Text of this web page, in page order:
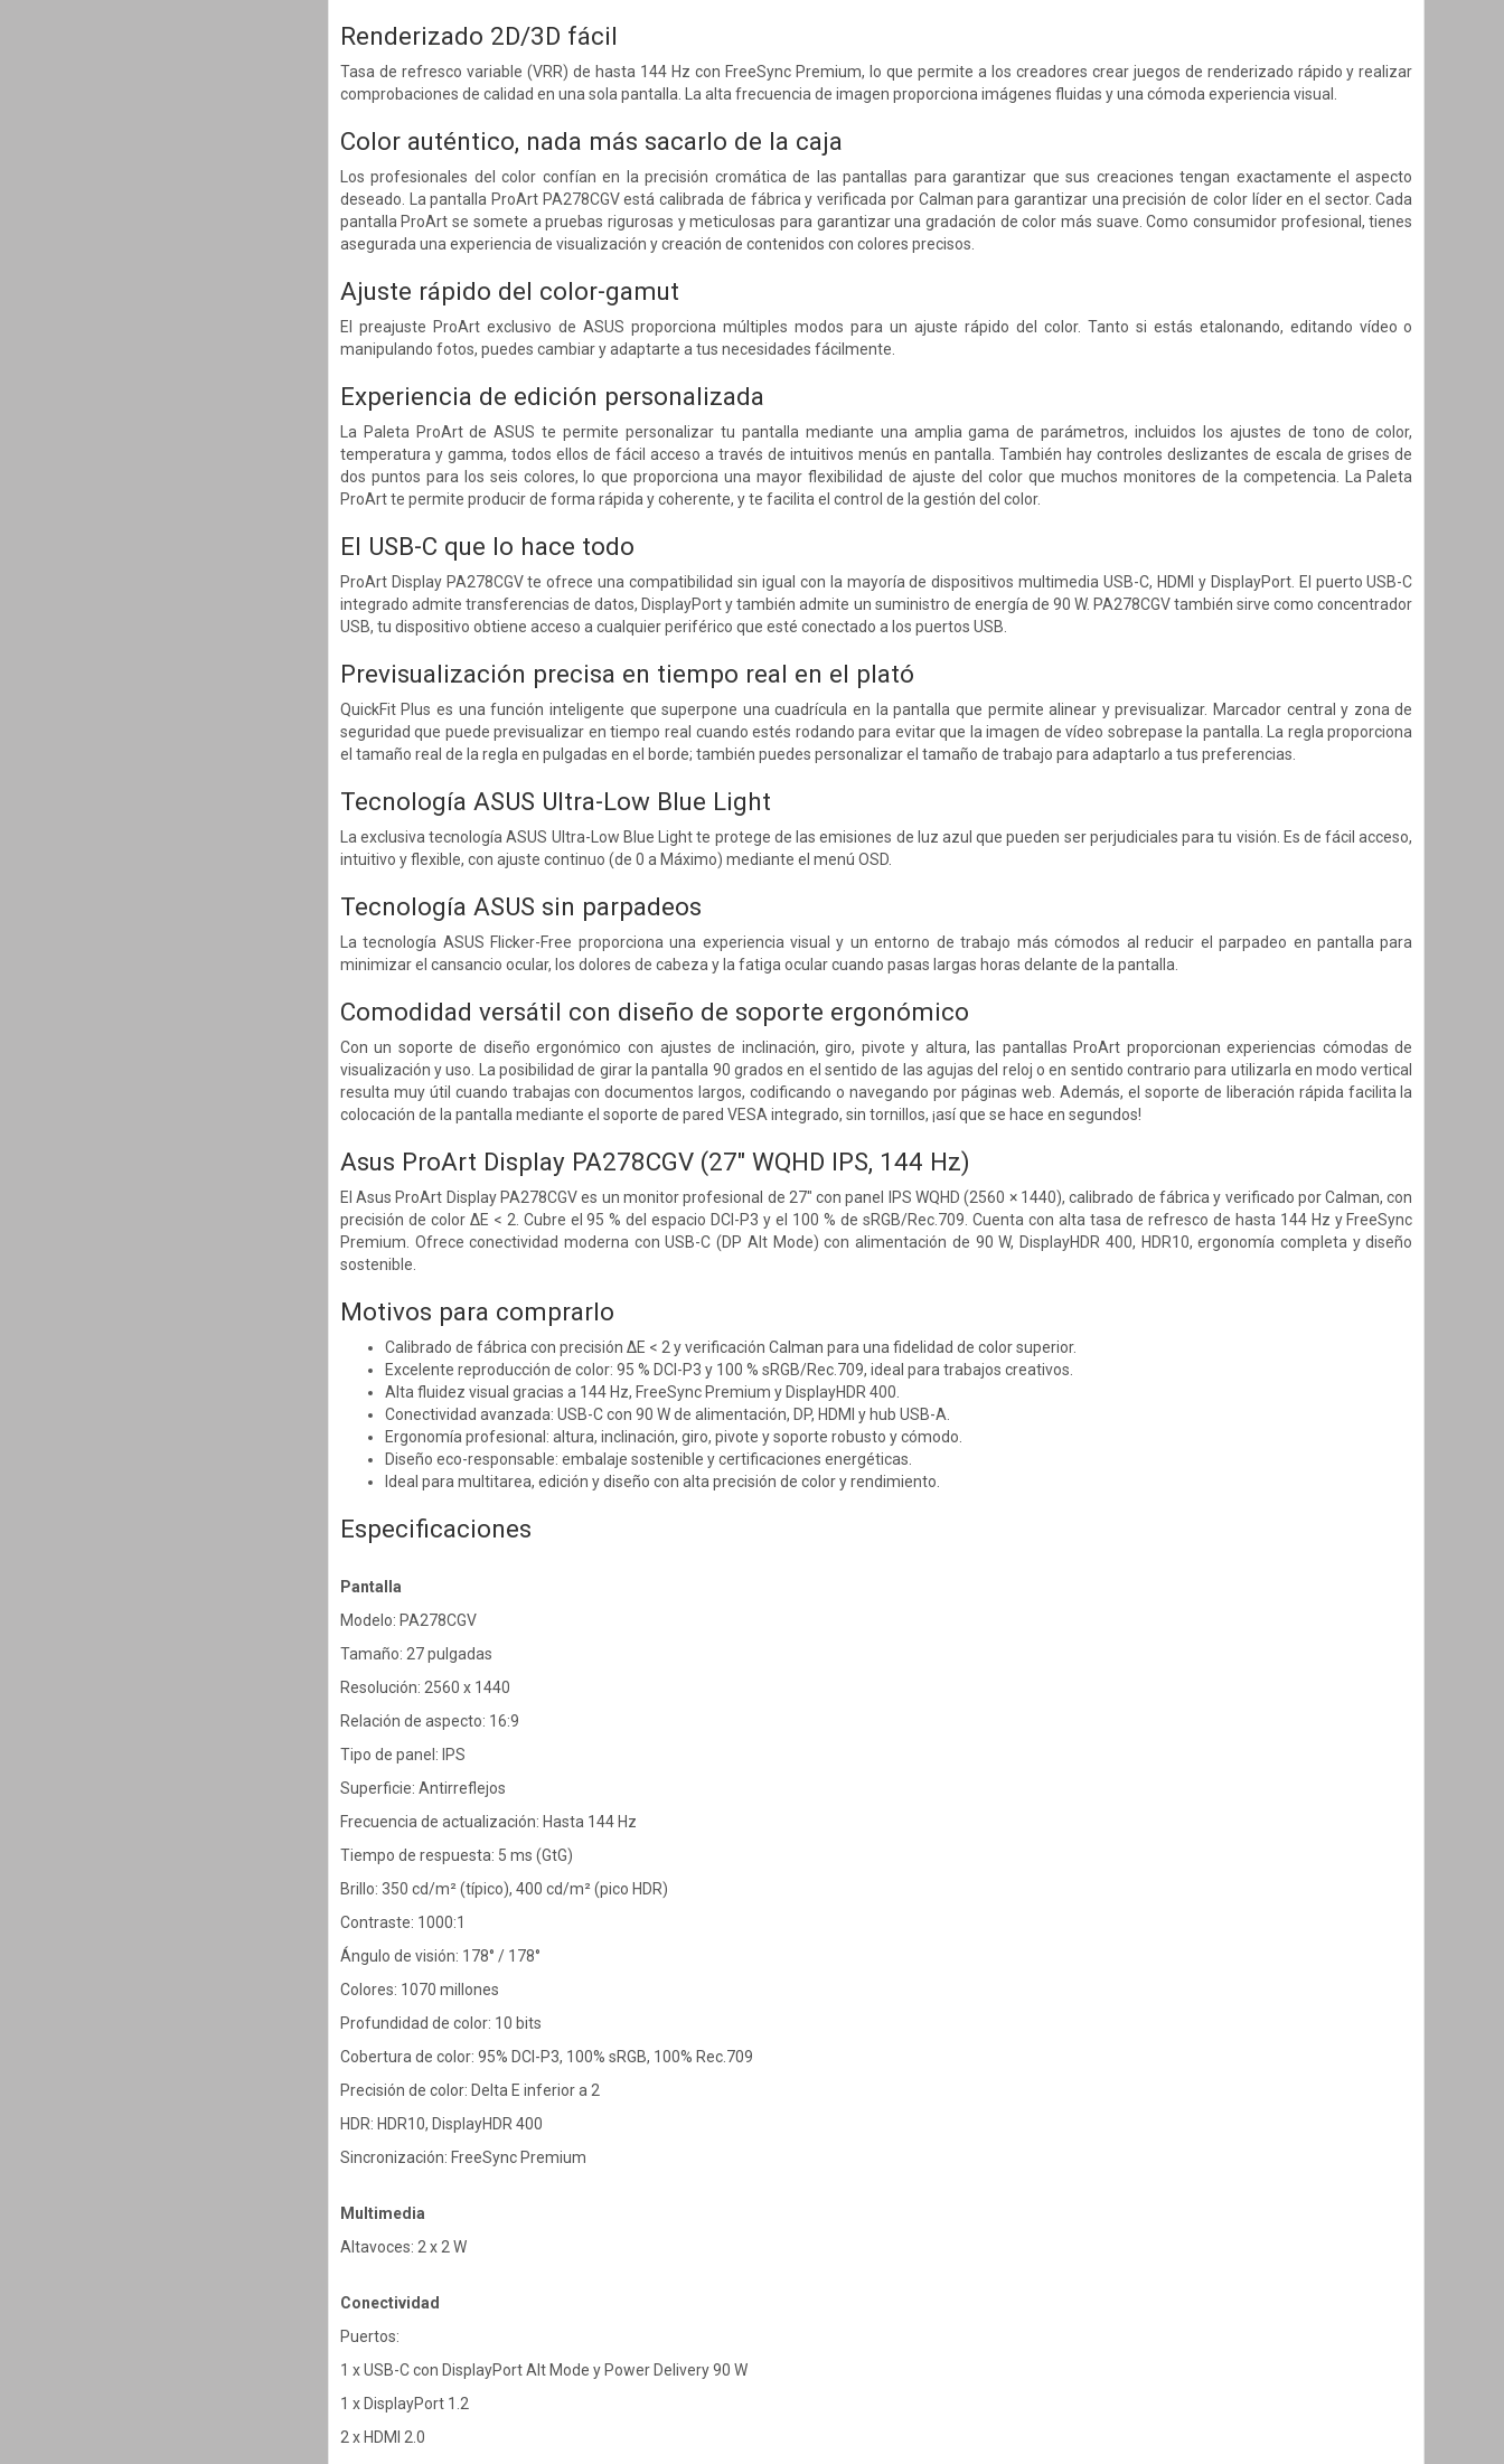
Renderizado 2D/3D fácil
Tasa de refresco variable (VRR) de hasta 144 Hz con FreeSync Premium, lo que permite a los creadores crear juegos de renderizado rápido y realizar
comprobaciones de calidad en una sola pantalla. La alta frecuencia de imagen proporciona imágenes fluidas y una cómoda experiencia visual.
Color auténtico, nada más sacarlo de la caja
Los profesionales del color confían en la precisión cromática de las pantallas para garantizar que sus creaciones tengan exactamente el aspecto
deseado. La pantalla ProArt PA278CGV está calibrada de fábrica y verificada por Calman para garantizar una precisión de color líder en el sector. Cada
pantalla ProArt se somete a pruebas rigurosas y meticulosas para garantizar una gradación de color más suave. Como consumidor profesional, tienes
asegurada una experiencia de visualización y creación de contenidos con colores precisos.
Ajuste rápido del color-gamut
El preajuste ProArt exclusivo de ASUS proporciona múltiples modos para un ajuste rápido del color. Tanto si estás etalonando, editando vídeo o
manipulando fotos, puedes cambiar y adaptarte a tus necesidades fácilmente.
Experiencia de edición personalizada
La Paleta ProArt de ASUS te permite personalizar tu pantalla mediante una amplia gama de parámetros, incluidos los ajustes de tono de color,
temperatura y gamma, todos ellos de fácil acceso a través de intuitivos menús en pantalla. También hay controles deslizantes de escala de grises de
dos puntos para los seis colores, lo que proporciona una mayor flexibilidad de ajuste del color que muchos monitores de la competencia. La Paleta
ProArt te permite producir de forma rápida y coherente, y te facilita el control de la gestión del color.
El USB-C que lo hace todo
ProArt Display PA278CGV te ofrece una compatibilidad sin igual con la mayoría de dispositivos multimedia USB-C, HDMI y DisplayPort. El puerto USB-C
integrado admite transferencias de datos, DisplayPort y también admite un suministro de energía de 90 W. PA278CGV también sirve como concentrador
USB, tu dispositivo obtiene acceso a cualquier periférico que esté conectado a los puertos USB.
Previsualización precisa en tiempo real en el plató
QuickFit Plus es una función inteligente que superpone una cuadrícula en la pantalla que permite alinear y previsualizar. Marcador central y zona de
seguridad que puede previsualizar en tiempo real cuando estés rodando para evitar que la imagen de vídeo sobrepase la pantalla. La regla proporciona
el tamaño real de la regla en pulgadas en el borde; también puedes personalizar el tamaño de trabajo para adaptarlo a tus preferencias.
Tecnología ASUS Ultra-Low Blue Light
La exclusiva tecnología ASUS Ultra-Low Blue Light te protege de las emisiones de luz azul que pueden ser perjudiciales para tu visión. Es de fácil acceso,
intuitivo y flexible, con ajuste continuo (de 0 a Máximo) mediante el menú OSD.
Tecnología ASUS sin parpadeos
La tecnología ASUS Flicker-Free proporciona una experiencia visual y un entorno de trabajo más cómodos al reducir el parpadeo en pantalla para
minimizar el cansancio ocular, los dolores de cabeza y la fatiga ocular cuando pasas largas horas delante de la pantalla.
Comodidad versátil con diseño de soporte ergonómico
Con un soporte de diseño ergonómico con ajustes de inclinación, giro, pivote y altura, las pantallas ProArt proporcionan experiencias cómodas de
visualización y uso. La posibilidad de girar la pantalla 90 grados en el sentido de las agujas del reloj o en sentido contrario para utilizarla en modo vertical
resulta muy útil cuando trabajas con documentos largos, codificando o navegando por páginas web. Además, el soporte de liberación rápida facilita la
colocación de la pantalla mediante el soporte de pared VESA integrado, sin tornillos, ¡así que se hace en segundos!
Asus ProArt Display PA278CGV (27" WQHD IPS, 144 Hz)
El Asus ProArt Display PA278CGV es un monitor profesional de 27" con panel IPS WQHD (2560 × 1440), calibrado de fábrica y verificado por Calman, con
precisión de color ΔE < 2. Cubre el 95 % del espacio DCI-P3 y el 100 % de sRGB/Rec.709. Cuenta con alta tasa de refresco de hasta 144 Hz y FreeSync
Premium. Ofrece conectividad moderna con USB-C (DP Alt Mode) con alimentación de 90 W, DisplayHDR 400, HDR10, ergonomía completa y diseño
sostenible.
Motivos para comprarlo
Calibrado de fábrica con precisión ΔE < 2 y verificación Calman para una fidelidad de color superior.
Excelente reproducción de color: 95 % DCI-P3 y 100 % sRGB/Rec.709, ideal para trabajos creativos.
Alta fluidez visual gracias a 144 Hz, FreeSync Premium y DisplayHDR 400.
Conectividad avanzada: USB-C con 90 W de alimentación, DP, HDMI y hub USB-A.
Ergonomía profesional: altura, inclinación, giro, pivote y soporte robusto y cómodo.
Diseño eco-responsable: embalaje sostenible y certificaciones energéticas.
Ideal para multitarea, edición y diseño con alta precisión de color y rendimiento.
Especificaciones
Pantalla
Modelo: PA278CGV
Tamaño: 27 pulgadas
Resolución: 2560 x 1440
Relación de aspecto: 16:9
Tipo de panel: IPS
Superficie: Antirreflejos
Frecuencia de actualización: Hasta 144 Hz
Tiempo de respuesta: 5 ms (GtG)
Brillo: 350 cd/m² (típico), 400 cd/m² (pico HDR)
Contraste: 1000:1
Ángulo de visión: 178° / 178°
Colores: 1070 millones
Profundidad de color: 10 bits
Cobertura de color: 95% DCI-P3, 100% sRGB, 100% Rec.709
Precisión de color: Delta E inferior a 2
HDR: HDR10, DisplayHDR 400
Sincronización: FreeSync Premium
Multimedia
Altavoces: 2 x 2 W
Conectividad
Puertos:
1 x USB-C con DisplayPort Alt Mode y Power Delivery 90 W
1 x DisplayPort 1.2
2 x HDMI 2.0